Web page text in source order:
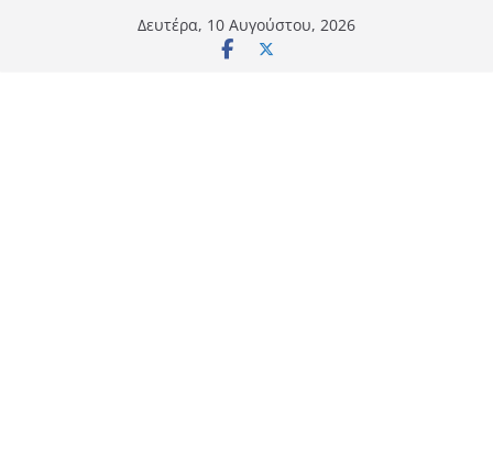
Δευτέρα, 10 Αυγούστου, 2026